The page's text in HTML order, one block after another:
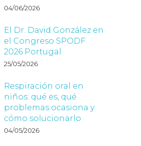
04/06/2026
El Dr. David González en
el Congreso SPODF
2026 Portugal
25/05/2026
Respiración oral en
niños: qué es, qué
problemas ocasiona y
cómo solucionarlo
04/05/2026